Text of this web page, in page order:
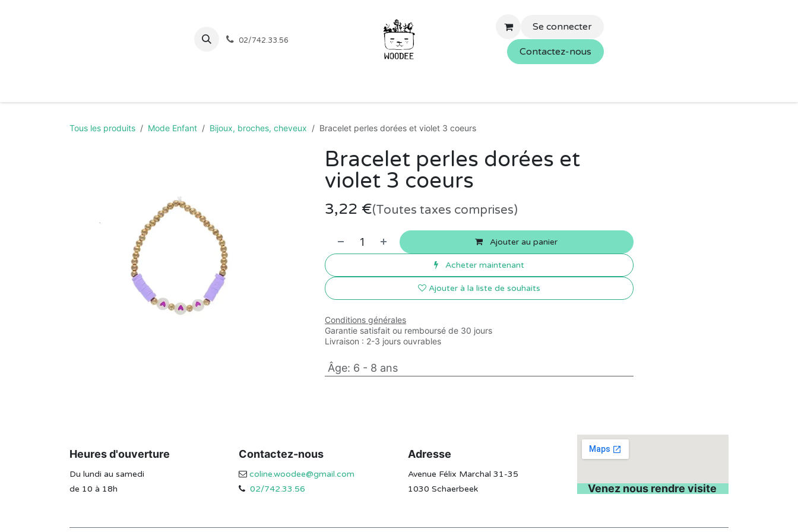
02/742.33.56
Se connecter
Contactez-nous
Tous les produits Mode Enfant Bijoux, broches, cheveux Bracelet perles dorées et violet 3 coeurs
Bracelet perles dorées et
violet 3 coeurs
3,22 €(Toutes taxes comprises)
Ajouter au panier
Acheter maintenant
Ajouter à la liste de souhaits
Conditions générales
Garantie satisfait ou remboursé de 30 jours
Livraison : 2-3 jours ouvrables
Âge: 6 - 8 ans
Heures d'ouverture
Du lundi au samedi
de 10 à 18h
Contactez-nous
coline.woodee@gmail.com
02/742.33.56
Adresse
Avenue Félix Marchal 31-35
1030 Schaerbeek
Venez nous rendre visite